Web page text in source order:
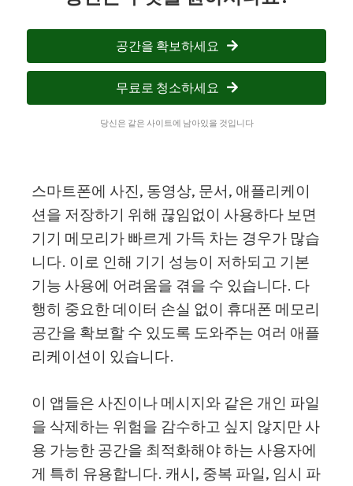
공간을 확보하세요
무료로 청소하세요
당신은 같은 사이트에 남아있을 것입니다
스마트폰에 사진, 동영상, 문서, 애플리케이
션을 저장하기 위해 끊임없이 사용하다 보면
기기 메모리가 빠르게 가득 차는 경우가 많습
니다. 이로 인해 기기 성능이 저하되고 기본
기능 사용에 어려움을 겪을 수 있습니다. 다
행히 중요한 데이터 손실 없이 휴대폰 메모리
공간을 확보할 수 있도록 도와주는 여러 애플
리케이션이 있습니다.
이 앱들은 사진이나 메시지와 같은 개인 파일
을 삭제하는 위험을 감수하고 싶지 않지만 사
용 가능한 공간을 최적화해야 하는 사용자에
게 특히 유용합니다. 캐시, 중복 파일, 임시 파